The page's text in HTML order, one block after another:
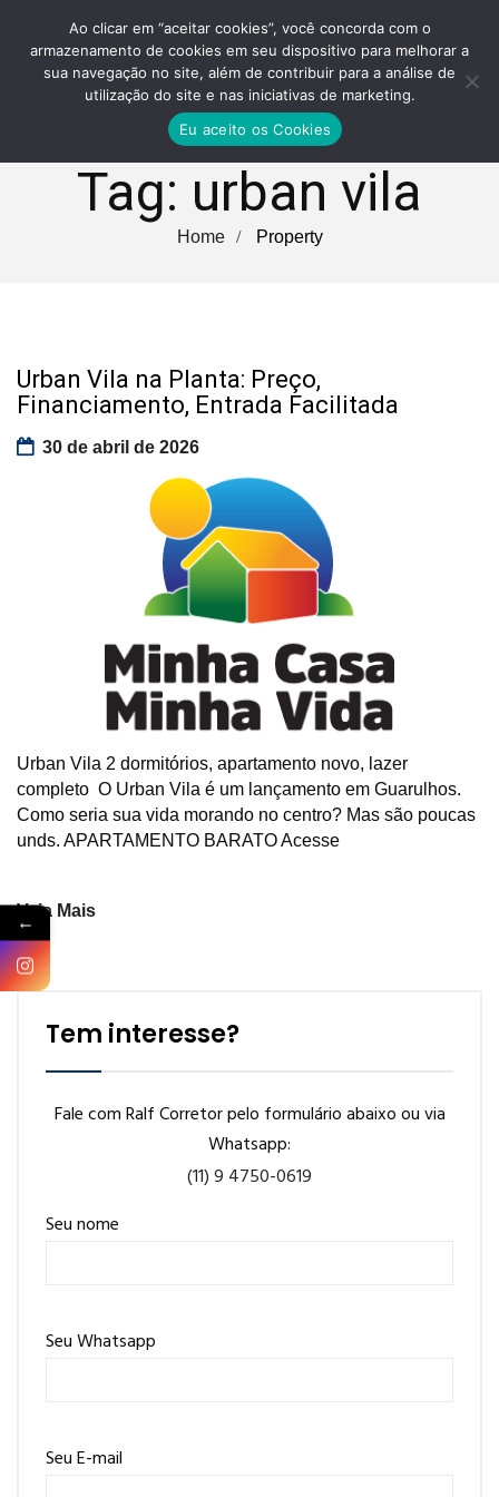
Tag: urban vila
Home Property
Urban Vila na Planta: Preço,
Financiamento, Entrada Facilitada
30 de abril de 2026
Urban Vila 2 dormitórios, apartamento novo, lazer
completo O Urban Vila é um lançamento em Guarulhos.
Como seria sua vida morando no centro? Mas são poucas
unds. APARTAMENTO BARATO Acesse
Veja Mais
Tem interesse?
Fale com Ralf Corretor pelo formulário abaixo ou via
Whatsapp:
(11) 9 4750-0619
Seu nome
Seu Whatsapp
Seu E-mail
←
Ao clicar em “aceitar cookies”, você concorda com o
armazenamento de cookies em seu dispositivo para melhorar a
sua navegação no site, além de contribuir para a análise de
utilização do site e nas iniciativas de marketing.
Eu aceito os Cookies